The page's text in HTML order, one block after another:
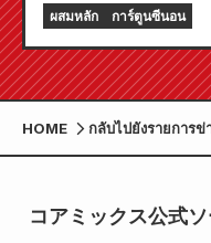
กรกฎาคมนี้! แอปนี้อัด
ทำให้คุณเพลิดเพลินอ
บทแรกฟรี" และ "อัป
ผสมหลัก การ์ตูนซีนอน
HOME กลับไปยังรายการข่
コアミックス公式